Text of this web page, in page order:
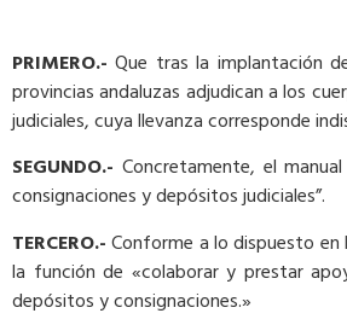
PRIMERO.- Que tras la implantación
provincias andaluzas adjudican a los
judiciales, cuya llevanza corresponde
SEGUNDO.- Concretamente, el
consignaciones y depósitos judiciales”.
TERCERO.-Conforme a lo dispuesto en
la función de «colaborar y prestar
depósitos y consignaciones.»